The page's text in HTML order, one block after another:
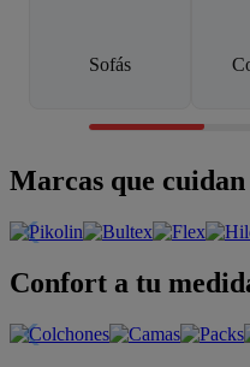
Sofás
Marcas que cuidan
Confort a tu